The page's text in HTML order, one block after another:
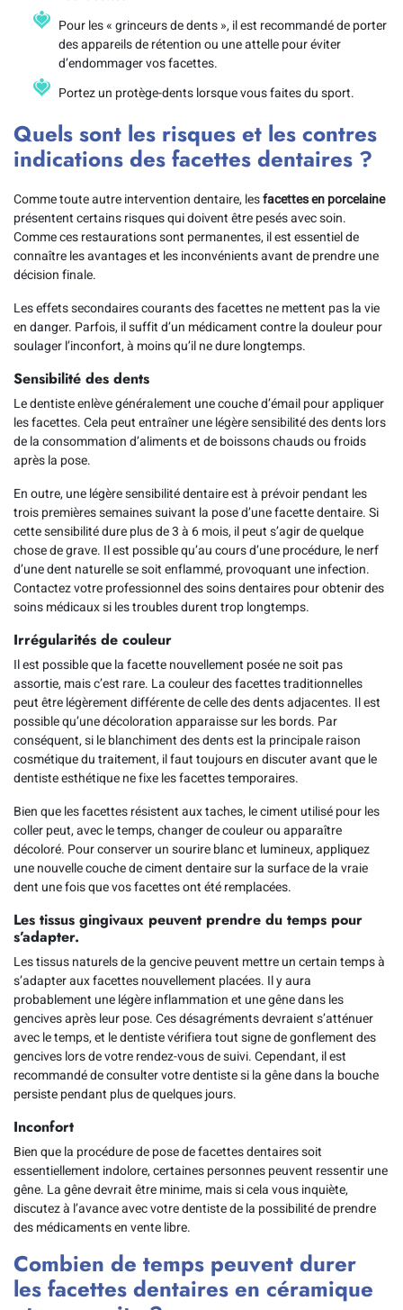
Pour les « grinceurs de dents », il est recommandé de porter
des appareils de rétention ou une attelle pour éviter
d’endommager vos facettes.
Portez un protège-dents lorsque vous faites du sport.
Quels sont les risques et les contres
indications des facettes dentaires ?
Comme toute autre intervention dentaire, lesfacettes en porcelaine
présentent certains risques qui doivent être pesés avec soin.
Comme ces restaurations sont permanentes, il est essentiel de
connaître les avantages et les inconvénients avant de prendre une
décision finale.
Les effets secondaires courants des facettes ne mettent pas la vie
en danger. Parfois, il suffit d’un médicament contre la douleur pour
soulager l’inconfort, à moins qu’il ne dure longtemps.
Sensibilité des dents
Le dentiste enlève généralement une couche d’émail pour appliquer
les facettes. Cela peut entraîner une légère sensibilité des dents lors
de la consommation d’aliments et de boissons chauds ou froids
après la pose.
En outre, une légère sensibilité dentaire est à prévoir pendant les
trois premières semaines suivant la pose d’une facette dentaire. Si
cette sensibilité dure plus de 3 à 6 mois, il peut s’agir de quelque
chose de grave. Il est possible qu’au cours d’une procédure, le nerf
d’une dent naturelle se soit enflammé, provoquant une infection.
Contactez votre professionnel des soins dentaires pour obtenir des
soins médicaux si les troubles durent trop longtemps.
Irrégularités de couleur
Il est possible que la facette nouvellement posée ne soit pas
assortie, mais c’est rare. La couleur des facettes traditionnelles
peut être légèrement différente de celle des dents adjacentes. Il est
possible qu’une décoloration apparaisse sur les bords. Par
conséquent, si le blanchiment des dents est la principale raison
cosmétique du traitement, il faut toujours en discuter avant que le
dentiste esthétique ne fixe les facettes temporaires.
Bien que les facettes résistent aux taches, le ciment utilisé pour les
coller peut, avec le temps, changer de couleur ou apparaître
décoloré. Pour conserver un sourire blanc et lumineux, appliquez
une nouvelle couche de ciment dentaire sur la surface de la vraie
dent une fois que vos facettes ont été remplacées.
Les tissus gingivaux peuvent prendre du temps pour
s’adapter.
Les tissus naturels de la gencive peuvent mettre un certain temps à
s’adapter aux facettes nouvellement placées. Il y aura
probablement une légère inflammation et une gêne dans les
gencives après leur pose. Ces désagréments devraient s’atténuer
avec le temps, et le dentiste vérifiera tout signe de gonflement des
gencives lors de votre rendez-vous de suivi. Cependant, il est
recommandé de consulter votre dentiste si la gêne dans la bouche
persiste pendant plus de quelques jours.
Inconfort
Bien que la procédure de pose de facettes dentaires soit
essentiellement indolore, certaines personnes peuvent ressentir une
gêne. La gêne devrait être minime, mais si cela vous inquiète,
discutez à l’avance avec votre dentiste de la possibilité de prendre
des médicaments en vente libre.
Combien de temps peuvent durer
les facettes dentaires en céramique